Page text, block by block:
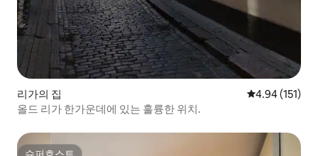
리가의 집 평점 4.94점(5
4.94 (151)
올드 리가 한가운데에 있는 훌륭한 위치.